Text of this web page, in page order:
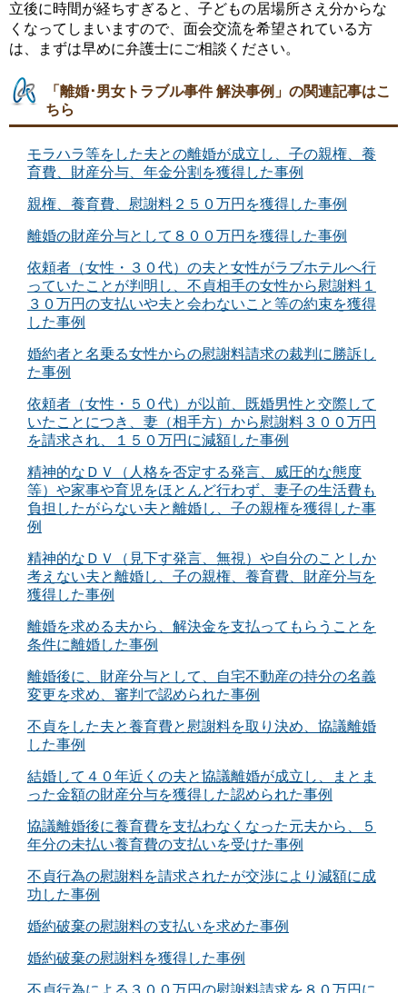
立後に時間が経ちすぎると、子どもの居場所さえ分からな
くなってしまいますので、面会交流を希望されている方
は、まずは早めに弁護士にご相談ください。
「離婚･男女トラブル事件 解決事例」の関連記事はこ
ちら
モラハラ等をした夫との離婚が成立し、子の親権、養
育費、財産分与、年金分割を獲得した事例
親権、養育費、慰謝料２５０万円を獲得した事例
離婚の財産分与として８００万円を獲得した事例
依頼者（女性・３０代）の夫と女性がラブホテルへ行
っていたことが判明し、不貞相手の女性から慰謝料１
３０万円の支払いや夫と会わないこと等の約束を獲得
した事例
婚約者と名乗る女性からの慰謝料請求の裁判に勝訴し
た事例
依頼者（女性・５０代）が以前、既婚男性と交際して
いたことにつき、妻（相手方）から慰謝料３００万円
を請求され、１５０万円に減額した事例
精神的なＤＶ（人格を否定する発言、威圧的な態度
等）や家事や育児をほとんど行わず、妻子の生活費も
負担したがらない夫と離婚し、子の親権を獲得した事
例
精神的なＤＶ（見下す発言、無視）や自分のことしか
考えない夫と離婚し、子の親権、養育費、財産分与を
獲得した事例
離婚を求める夫から、解決金を支払ってもらうことを
条件に離婚した事例
離婚後に、財産分与として、自宅不動産の持分の名義
変更を求め、審判で認められた事例
不貞をした夫と養育費と慰謝料を取り決め、協議離婚
した事例
結婚して４０年近くの夫と協議離婚が成立し、まとま
った金額の財産分与を獲得した認められた事例
協議離婚後に養育費を支払わなくなった元夫から、５
年分の未払い養育費の支払いを受けた事例
不貞行為の慰謝料を請求されたが交渉により減額に成
功した事例
婚約破棄の慰謝料の支払いを求めた事例
婚約破棄の慰謝料を獲得した事例